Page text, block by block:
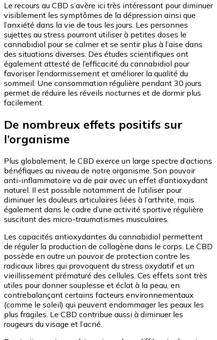
Le recours au CBD s’avère ici très intéressant pour diminuer
visiblement les symptômes de la dépression ainsi que
l’anxiété dans la vie de tous les jours. Les personnes
sujettes au stress pourront utiliser à petites doses le
cannabidiol pour se calmer et se sentir plus à l’aise dans
des situations diverses. Des études scientifiques ont
également attesté de l’efficacité du cannabidiol pour
favoriser l’endormissement et améliorer la qualité du
sommeil. Une consommation régulière pendant 30 jours
permet de réduire les réveils nocturnes et de dormir plus
facilement.
De nombreux effets positifs sur
l’organisme
Plus globalement, le CBD exerce un large spectre d’actions
bénéfiques au niveau de notre organisme. Son pouvoir
anti-inflammatoire va de pair avec un effet d’antioxydant
naturel. Il est possible notamment de l’utiliser pour
diminuer les douleurs articulaires liées à l’arthrite, mais
également dans le cadre d’une activité sportive régulière
suscitant des micro-traumatismes musculaires.
Les capacités antioxydantes du cannabidiol permettent
de réguler la production de collagène dans le corps. Le CBD
possède en outre un pouvoir de protection contre les
radicaux libres qui provoquent du stress oxydatif et un
vieillissement prématuré des cellules. Ces effets sont très
utiles pour donner souplesse et éclat à la peau, en
contrebalançant certains facteurs environnementaux
(comme le soleil) qui peuvent endommager les peaux les
plus fragiles. Le CBD contribue aussi à diminuer les
rougeurs du visage et l’acné.